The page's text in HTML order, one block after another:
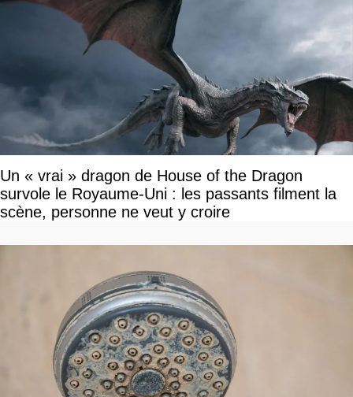
Un « vrai » dragon de House of the Dragon
survole le Royaume-Uni : les passants filment la
scène, personne ne veut y croire